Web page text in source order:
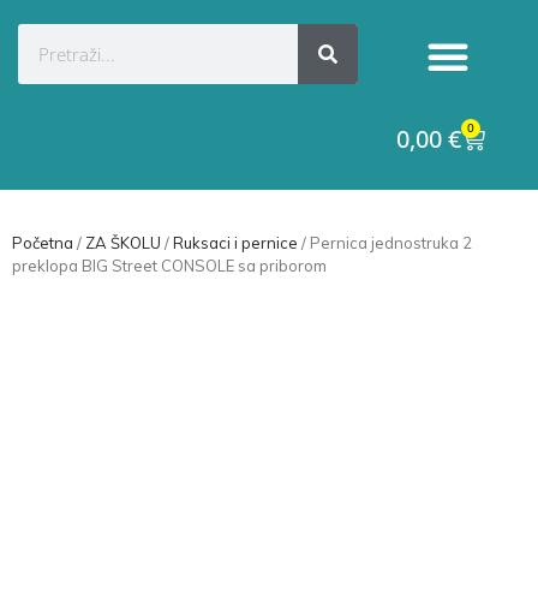
0,00€ 0
Početna / ZA ŠKOLU /Ruksaci i pernice / Pernica jednostruka 2
preklopa BIG Street CONSOLE sa priborom